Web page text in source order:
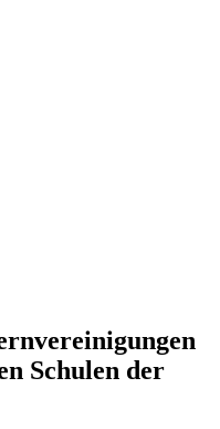
Schulen der